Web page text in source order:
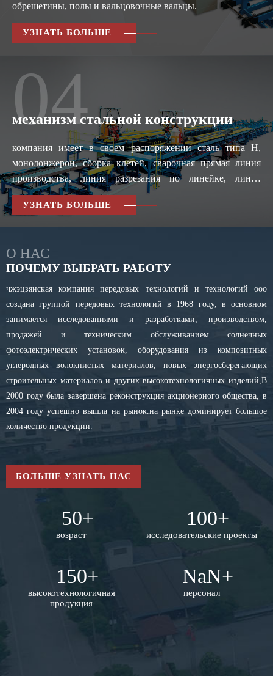
обрешетины, полы и вальцовочные вальцы.
УЗНАТЬ БОЛЬШЕ
04
механизм стальной конструкции
компания имеет в своем распоряжении сталь типа H,
монолонжерон, сборка клетей, сварочная прямая линия
производства, линия разрезания по линейке, линия
производства сборного бетона, цифровая режущая
машина, цифровое управление сверлильными станками,
УЗНАТЬ БОЛЬШЕ
О НАС
ПОЧЕМУ ВЫБРАТЬ РАБОТУ
чжэцзянская компания передовых технологий и технологий ооо
создана группой передовых технологий в 1968 году, в основном
занимается исследованиями и разработками, производством,
продажей и техническим обслуживанием солнечных
фотоэлектрических установок, оборудования из композитных
углеродных волокнистых материалов, новых энергосберегающих
строительных материалов и других высокотехнологичных изделий,В
2000 году была завершена реконструкция акционерного общества, в
2004 году успешно вышла на рынок.на рынке доминирует большое
количество продукции.
БОЛЬШЕ УЗНАТЬ НАС
50+
возраст
100+
исследовательские проекты
150+
высокотехнологичная
продукция
NaN+
персонал